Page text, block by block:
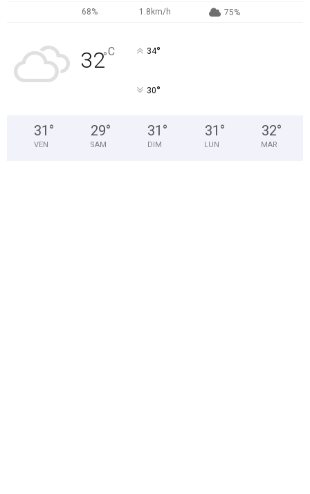
68% 1.8km/h 75%
32°C 34°
30°
31 °
VEN
29°
SAM
31 °
DIM
31 °
LUN
32°
MAR